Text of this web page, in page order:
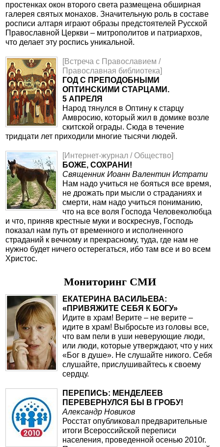
простенках окон второго света размещена обширная
галерея святых монахов. Значительную роль в составе
росписи алтаря играют образы предстоятелей Русской
Православной Церкви – митрополитов и патриархов,
что делает эту роспись уникальной.
[Встреча с Православием /
Православная библиотека]
ГОД С ПРЕПОДОБНЫМИ
ОПТИНСКИМИ СТАРЦАМИ.
5 АПРЕЛЯ
Народ тянулся в Оптину к старцу
Амвросию, который жил в домике возле
скитской ограды. Сюда в течение
тридцати лет приходили многие тысячи людей.
[Интернет-журнал / Общество]
БОЖЕ, СОХРАНИ!
Священник Иоанн Валентин Истрати
Нам надо учиться не бояться все время,
не дрожать при мысли о страданиях и
смерти, нам надо учиться пониманию,
что на все воля Господа Человеколюбца
и что, приняв крестные муки и воскреснув, Господь
показал нам путь от временного и исполненного
страданий к вечному и прекрасному, туда, где нам не
нужно будет ничего остерегаться, ибо там все и во всем
Христос.
Мониторинг СМИ
ЕКАТЕРИНА ВАСИЛЬЕВА:
«ПРИВЯЖИТЕ СЕБЯ К БОГУ»
Идите в храм! Верите – не верите –
идите в храм! Выбросьте из головы все,
что вам пели в уши неверующие люди,
или люди, которые утверждают, что у них
«Бог в душе». Не слушайте никого. Себя
слушайте, прислушивайтесь к своему
сердцу.
ПЕРЕПИСЬ: МЕНДЕЛЕЕВ
ПЕРЕВЕРНУЛСЯ БЫ В ГРОБУ!
Александр Новиков
Росстат опубликовал предварительные
итоги Всероссийской переписи
населения, проведенной осенью 2010г.